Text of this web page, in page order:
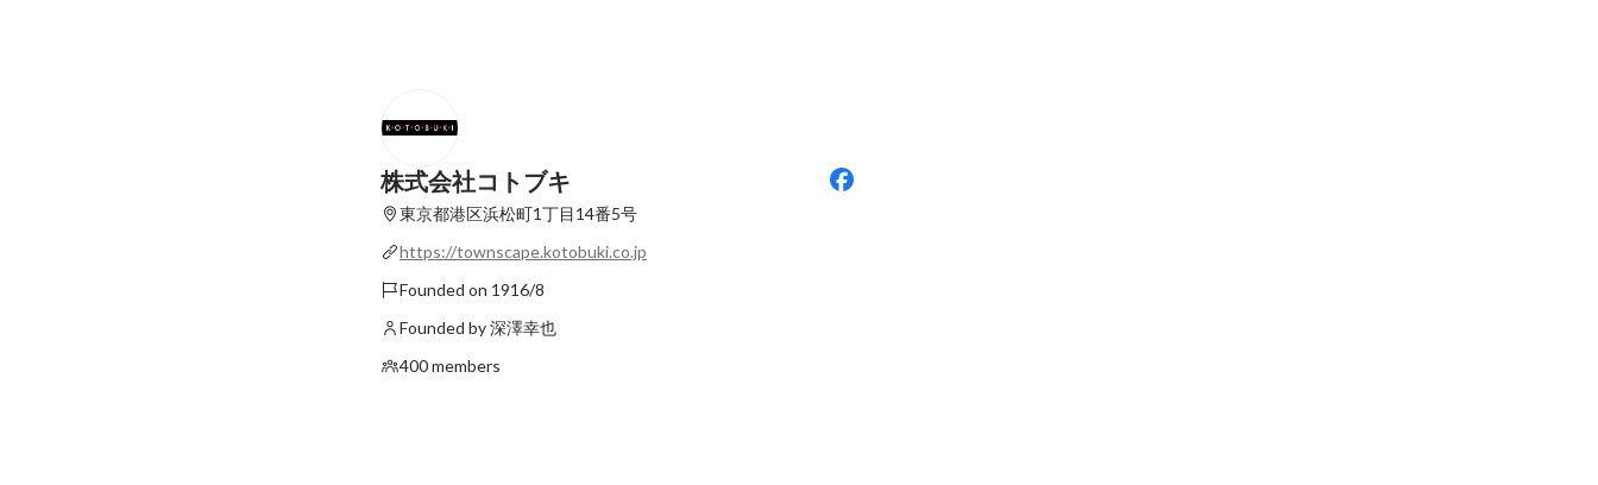
株式会社コトブキ
東京都港区浜松町1丁目14番5号
https://townscape.kotobuki.co.jp
Founded on 1916/8
Founded by 深澤幸也
400 members